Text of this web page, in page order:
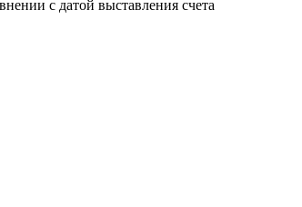
с датой выставления счета